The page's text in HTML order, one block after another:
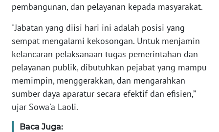
pembangunan, dan pelayanan kepada masyarakat.
"Jabatan yang diisi hari ini adalah posisi yang
sempat mengalami kekosongan. Untuk menjamin
kelancaran pelaksanaan tugas pemerintahan dan
pelayanan publik, dibutuhkan pejabat yang mampu
memimpin, menggerakkan, dan mengarahkan
sumber daya aparatur secara efektif dan efisien,”
ujar Sowa'a Laoli.
Baca Juga:
WN
WN
SERAMBI
WN
JAMBI
SULTRA